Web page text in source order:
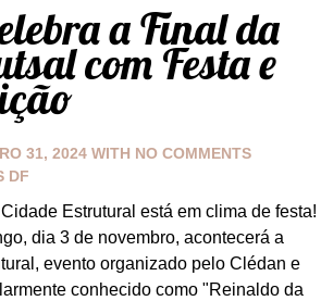
a Final da
com Festa e
31, 2024 WITH NO COMMENTS
DF
Estrutural está em clima de festa!
dia 3 de novembro, acontecerá a
evento organizado pelo Clédan e
conhecido como "Reinaldo da